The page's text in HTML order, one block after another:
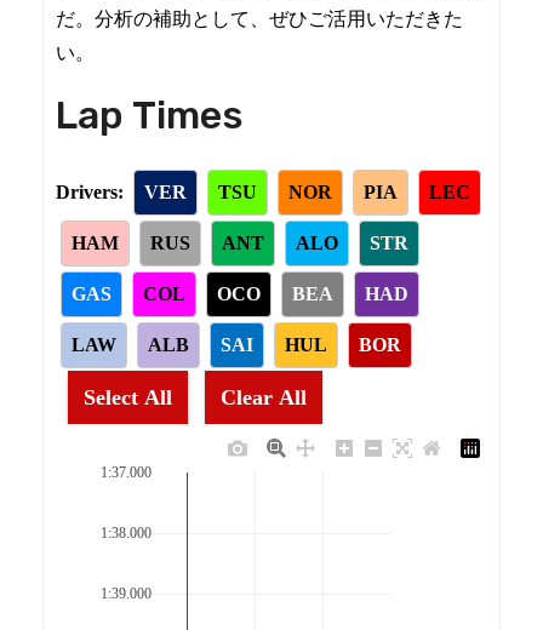
だ。分析の補助として、ぜひご活用いただきた
い。
Lap Times
Drivers: VER TSU NOR PIA LEC
HAM RUS ANT ALO STR
GAS COL OCO BEA HAD
LAW ALB SAI HUL BOR
Select All Clear All
1:37.000
1:38.000
1:39.000